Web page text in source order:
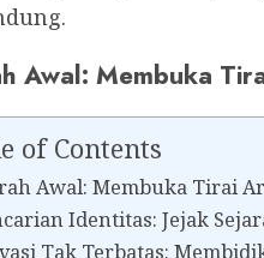
Awal: Membuka
of Contents
Awal: Membuka Tirai
Identitas: Jejak
Tak Terbatas: